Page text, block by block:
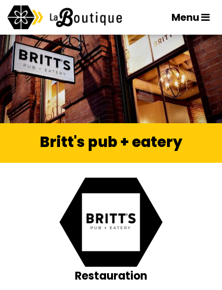
Menu
Britt's pub + eatery
Restauration